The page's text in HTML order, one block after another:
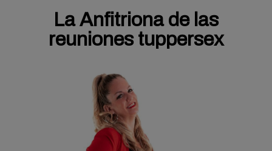
La Anfitriona de las
reuniones tuppersex